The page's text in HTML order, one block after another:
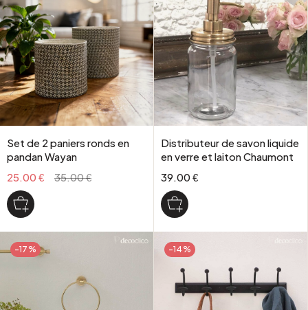
Set de 2 paniers ronds en
pandan Wayan
25.00 €
35.00 €
Distributeur de savon liquide
en verre et laiton Chaumont
39.00 €
-17% -14%